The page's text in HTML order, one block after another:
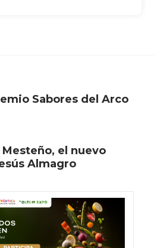
Sabores del Arco
Mesteño, el nuevo
Almagro